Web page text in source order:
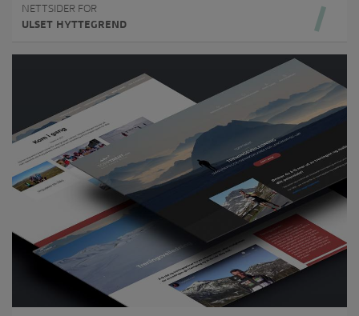
NETTSIDER FOR
ULSET HYTTEGREND